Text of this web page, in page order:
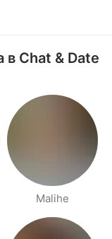
в Chat & Date
Malihe